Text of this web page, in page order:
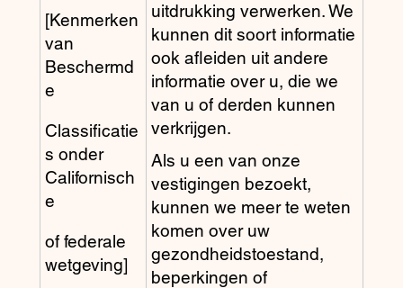
[Kenmerken
van
Beschermd
e
Classificatie
s onder
Californisch
e
of federale
wetgeving]
uitdrukking verwerken. We
kunnen dit soort informatie
ook afleiden uit andere
informatie over u, die we
van u of derden kunnen
verkrijgen.
Als u een van onze
vestigingen bezoekt,
kunnen we meer te weten
komen over uw
gezondheidstoestand,
beperkingen of